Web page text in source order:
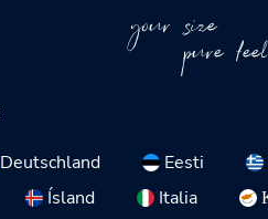
your size
pure feel
Deutschland Eesti
Ísland Italia